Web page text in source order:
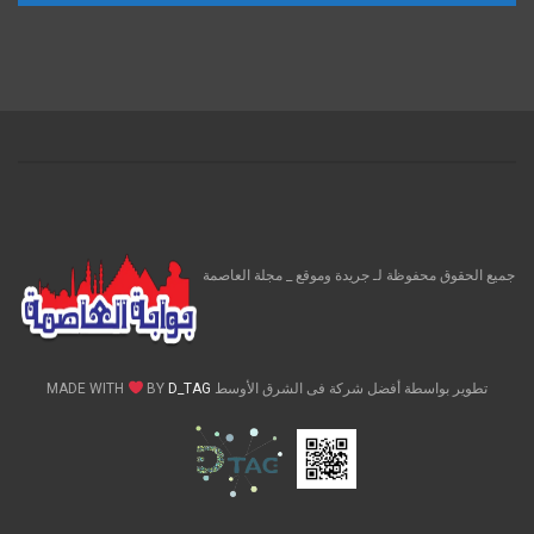
جميع الحقوق محفوظة لـ جريدة وموقع _ مجلة العاصمة
تطوير بواسطة أفضل شركة فى الشرق الأوسط MADE WITH BY D_TAG